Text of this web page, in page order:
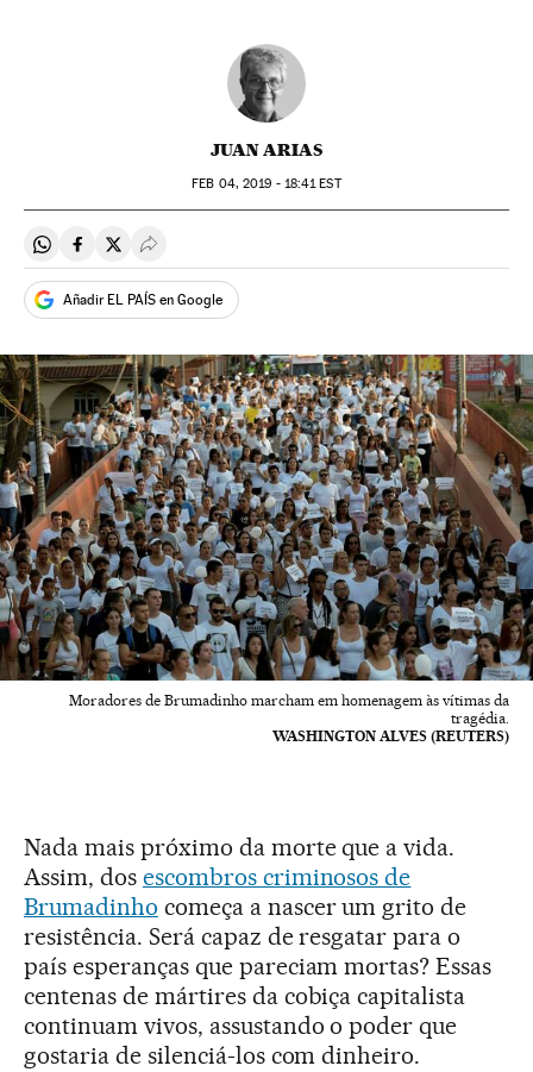
JUAN ARIAS
FEB 04, 2019 - 18:41EST
Compartir en Whatsapp
Compartir en Facebook
Compartir en Twitter
Desplegar Redes Sociales
Añadir EL PAÍS en Google
Moradores de Brumadinho marcham em homenagem às vítimas da
tragédia.
WASHINGTON ALVES (REUTERS)
Nada mais próximo da morte que a vida.
Assim, dos escombros criminosos de
Brumadinho começa a nascer um grito de
resistência. Será capaz de resgatar para o
país esperanças que pareciam mortas? Essas
centenas de mártires da cobiça capitalista
continuam vivos, assustando o poder que
gostaria de silenciá-los com dinheiro.